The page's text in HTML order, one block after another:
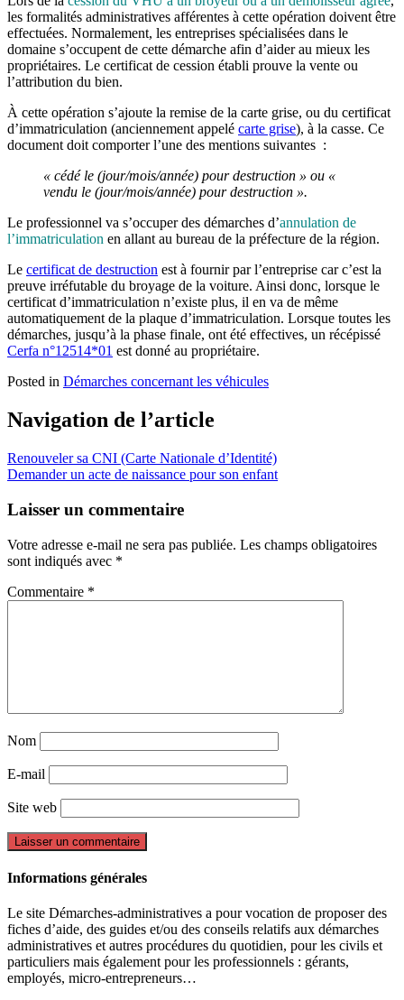
les formalités administratives afférentes à cette opération doivent être
effectuées. Normalement, les entreprises spécialisées dans le
domaine s’occupent de cette démarche afin d’aider au mieux les
propriétaires. Le certificat de cession établi prouve la vente ou
l’attribution du bien.
À cette opération s’ajoute la remise de la carte grise, ou du certificat
d’immatriculation (anciennement appelé carte grise), à la casse. Ce
document doit comporter l’une des mentions suivantes :
« cédé le (jour/mois/année) pour destruction » ou «
vendu le (jour/mois/année) pour destruction ».
Le professionnel va s’occuper des démarches d’annulation de
l’immatriculation en allant au bureau de la préfecture de la région.
Le certificat de destruction est à fournir par l’entreprise car c’est la
preuve irréfutable du broyage de la voiture. Ainsi donc, lorsque le
certificat d’immatriculation n’existe plus, il en va de même
automatiquement de la plaque d’immatriculation. Lorsque toutes les
démarches, jusqu’à la phase finale, ont été effectives, un récépissé
Cerfa n°12514*01 est donné au propriétaire.
Posted in Démarches concernant les véhicules
Navigation de l’article
Renouveler sa CNI (Carte Nationale d’Identité)
Demander un acte de naissance pour son enfant
Laisser un commentaire
Votre adresse e-mail ne sera pas publiée. Les champs obligatoires
sont indiqués avec *
Commentaire *
Nom
E-mail
Site web
Informations générales
Le site Démarches-administratives a pour vocation de proposer des
fiches d’aide, des guides et/ou des conseils relatifs aux démarches
administratives et autres procédures du quotidien, pour les civils et
particuliers mais également pour les professionnels : gérants,
employés, micro-entrepreneurs…